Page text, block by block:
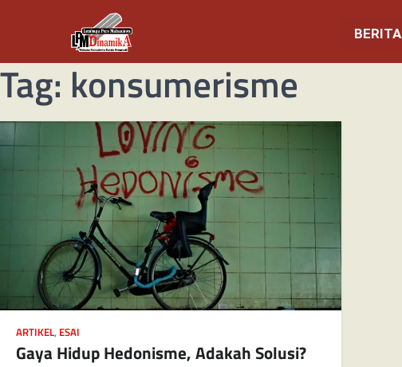
BERITA
Tag: konsumerisme
ARTIKEL, ESAI
Gaya Hidup Hedonisme, Adakah Solusi?